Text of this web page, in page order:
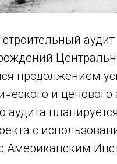
аудит
продолжением
и ценового
аудита
с
Американским